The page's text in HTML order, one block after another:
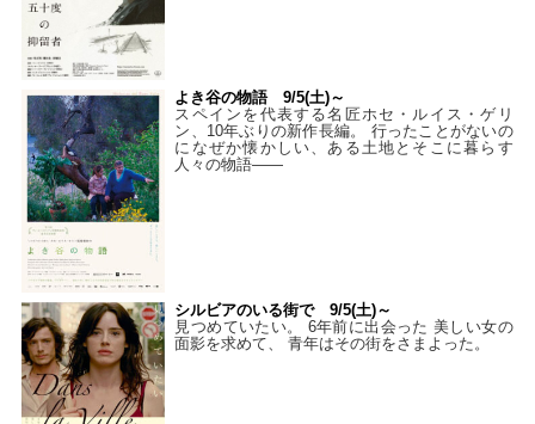
よき谷の物語 9/5(土)～
スペインを代表する名匠ホセ・ルイス・ゲリ
ン、10年ぶりの新作長編。 行ったことがないの
になぜか懐かしい、ある土地とそこに暮らす
人々の物語――
シルビアのいる街で 9/5(土)～
見つめていたい。 6年前に出会った 美しい女の
面影を求めて、 青年はその街をさまよった。